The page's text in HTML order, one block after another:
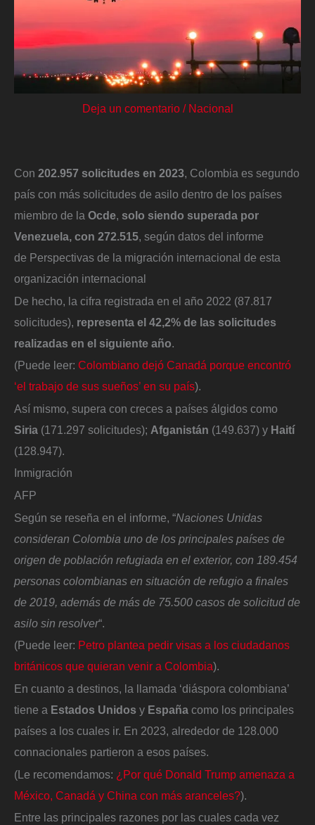
Deja un comentario / Nacional
Con 202.957 solicitudes en 2023, Colombia es segundo
país con más solicitudes de asilo dentro de los países
miembro de la Ocde, solo siendo superada por
Venezuela, con 272.515, según datos del informe
de Perspectivas de la migración internacional de esta
organización internacional
De hecho, la cifra registrada en el año 2022 (87.817
solicitudes), representa el 42,2% de las solicitudes
realizadas en el siguiente año
(Puede leer: Colombiano dejó Canadá porque encontró
‘el trabajo de sus sueños’ en su país).
Así mismo, supera con creces a países álgidos como
Siria (171.297 solicitudes); Afganistán (149.637) y Haití
(128.947).
Inmigración
AFP
Según se reseña en el informe, “Naciones Unidas
consideran Colombia uno de los principales países de
origen de población refugiada en el exterior, con 189.454
personas colombianas en situación de refugio a finales
de 2019, además de más de 75.500 casos de solicitud de
asilo sin resolver“.
(Puede leer: Petro plantea pedir visas a los ciudadanos
británicos que quieran venir a Colombia).
En cuanto a destinos, la llamada ‘diáspora colombiana’
tiene a Estados Unidos y España como los principales
países a los cuales ir. En 2023, alrededor de 128.000
connacionales partieron a esos países.
(Le recomendamos: ¿Por qué Donald Trump amenaza a
México, Canadá y China con más aranceles?).
Entre las principales razones por las cuales cada vez